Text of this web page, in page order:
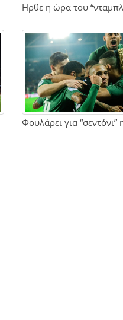
Ηρθε η ώρα του
Φουλάρει για “σεντόνι”